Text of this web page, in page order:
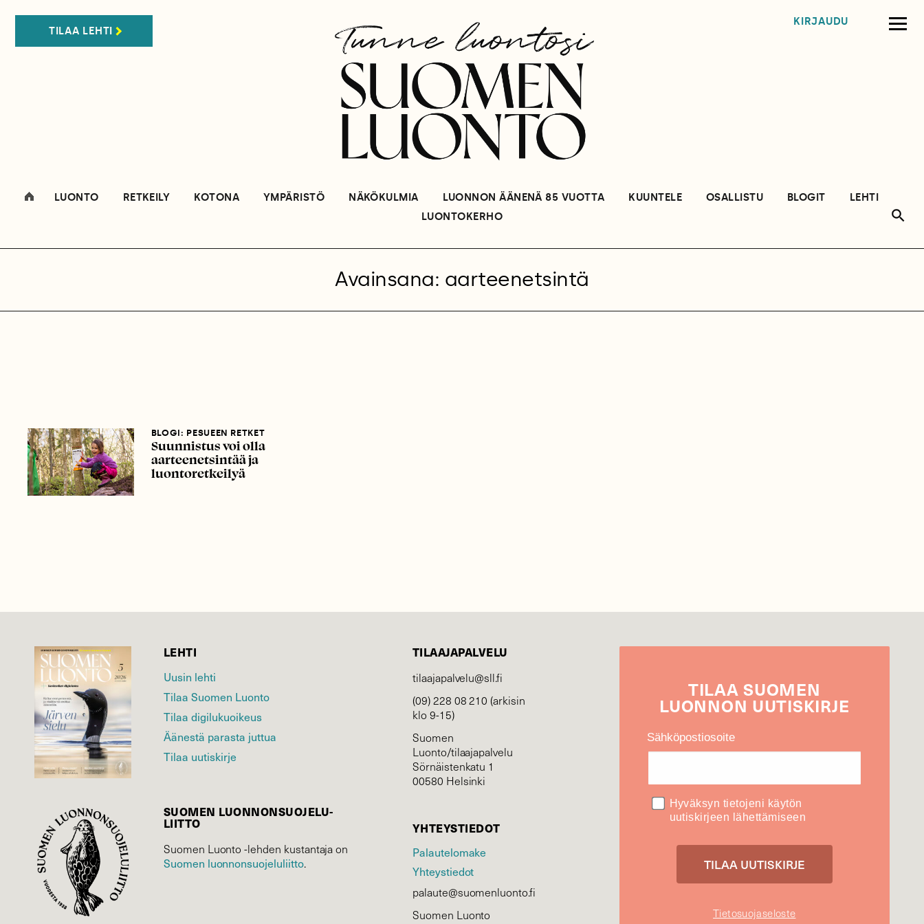
TILAA LEHTI
KIRJAUDU
LUONTO RETKEILY KOTONA YMPÄRISTÖ NÄKÖKULMIA LUONNON ÄÄNENÄ 85 VUOTTA KUUNTELE OSALLISTU BLOGIT
LEHTI
LUONTOKERHO
Avainsana: aarteenetsintä
BLOGI: PESUEEN RETKET
Suunnistus voi olla
aarteenetsintää ja
luontoretkeilyä
LEHTI
Uusin lehti
Tilaa Suomen Luonto
Tilaa digilukuoikeus
Äänestä parasta juttua
Tilaa uutiskirje
SUOMEN LUONNON­SUOJELU­
LIITTO
Suomen Luonto -lehden kustantaja on
Suomen luonnonsuojelu­liitto.
TILAAJAPALVELU
tilaajapalvelu@sll.fi
(09) 228 08 210 (arkisin
klo 9-15)
Suomen
Luonto/tilaajapalvelu
Sörnäistenkatu 1
00580 Helsinki
YHTEYSTIEDOT
Palautelomake
Yhteystiedot
palaute@suomenluonto.fi
Suomen Luonto
TILAASUOMEN
LUONNON UUTIS­KIRJE
Sähköpostiosoite
Hyväksyn tietojeni käytön
uutiskirjeen lähettämiseen
Tietosuojaseloste